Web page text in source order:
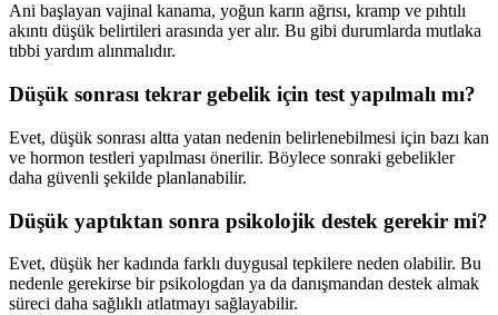
Ani başlayan vajinal kanama, yoğun karın ağrısı, kramp ve pıhtılı
akıntı düşük belirtileri arasında yer alır. Bu gibi durumlarda mutlaka
tıbbi yardım alınmalıdır.
Düşük sonrası tekrar gebelik için test yapılmalı mı?
Evet, düşük sonrası altta yatan nedenin belirlenebilmesi için bazı kan
ve hormon testleri yapılması önerilir. Böylece sonraki gebelikler
daha güvenli şekilde planlanabilir.
Düşük yaptıktan sonra psikolojik destek gerekir mi?
Evet, düşük her kadında farklı duygusal tepkilere neden olabilir. Bu
nedenle gerekirse bir psikologdan ya da danışmandan destek almak
süreci daha sağlıklı atlatmayı sağlayabilir.